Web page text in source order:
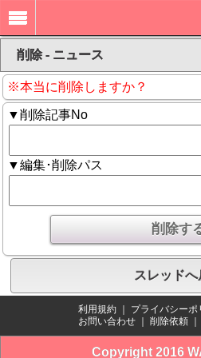
削除 - ニュース
※本当に削除しますか？
▼削除記事No
▼編集･削除パス
スレッドへ
利用規約 プライバシーポ
お問い合わせ
削除依頼
Copyright 2016